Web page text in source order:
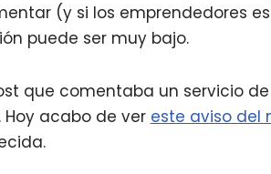
(y si los emprendedores
puede ser muy bajo.
que comentaba un servicio de
Hoy acabo de ver este aviso del